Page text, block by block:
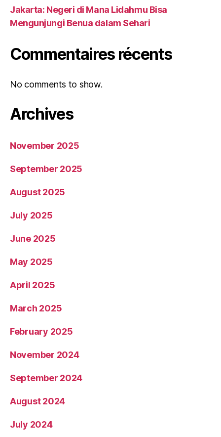
Jakarta: Negeri di Mana Lidahmu Bisa
Mengunjungi Benua dalam Sehari
Commentaires récents
No comments to show.
Archives
November 2025
September 2025
August 2025
July 2025
June 2025
May 2025
April 2025
March 2025
February 2025
November 2024
September 2024
August 2024
July 2024